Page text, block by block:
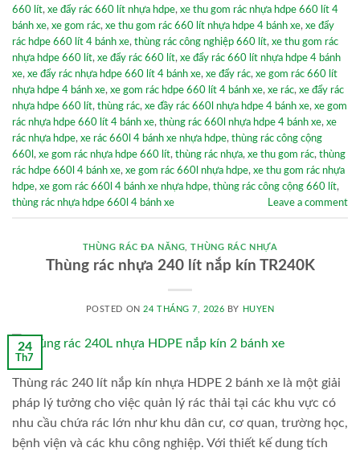
660 lít, xe đẩy rác 660 lít nhựa hdpe, xe thu gom rác nhựa hdpe 660 lít 4
bánh xe, xe gom rác, xe thu gom rác 660 lít nhựa hdpe 4 bánh xe, xe đẩy
rác hdpe 660 lít 4 bánh xe, thùng rác công nghiệp 660 lít, xe thu gom rác
nhựa hdpe 660 lít, xe đẩy rác 660 lít, xe đẩy rác 660 lít nhựa hdpe 4 bánh
xe, xe đẩy rác nhựa hdpe 660 lít 4 bánh xe, xe đẩy rác, xe gom rác 660 lít
nhựa hdpe 4 bánh xe, xe gom rác hdpe 660 lít 4 bánh xe, xe rác, xe đẩy rác
nhựa hdpe 660 lít, thùng rác, xe đầy rác 660l nhựa hdpe 4 bánh xe, xe gom
rác nhựa hdpe 660 lít 4 bánh xe, thùng rác 660l nhựa hdpe 4 bánh xe, xe
rác nhựa hdpe, xe rác 660l 4 bánh xe nhựa hdpe, thùng rác công cộng
660l , xe gom rác nhựa hdpe 660 lít, thùng rác nhựa, xe thu gom rác, thùng
rác hdpe 660l 4 bánh xe, xe gom rác 660l nhựa hdpe, xe thu gom rác nhựa
hdpe, xe gom rác 660l 4 bánh xe nhựa hdpe, thùng rác công cộng 660 lít,
thùng rác nhựa hdpe 660l 4 bánh xe
Leave a comment
THÙNG RÁC ĐA NĂNG ,THÙNG RÁC NHỰA
Thùng rác nhựa 240 lít nắp kín TR240K
POSTED ON24 THÁNG 7, 2026 BY HUYEN
24
Th7
Thùng rác 240 lít nắp kín nhựa HDPE 2 bánh xe là một giải
pháp lý tưởng cho việc quản lý rác thải tại các khu vực có
nhu cầu chứa rác lớn như khu dân cư, cơ quan, trường học,
bệnh viện và các khu công nghiệp. Với thiết kế dung tích